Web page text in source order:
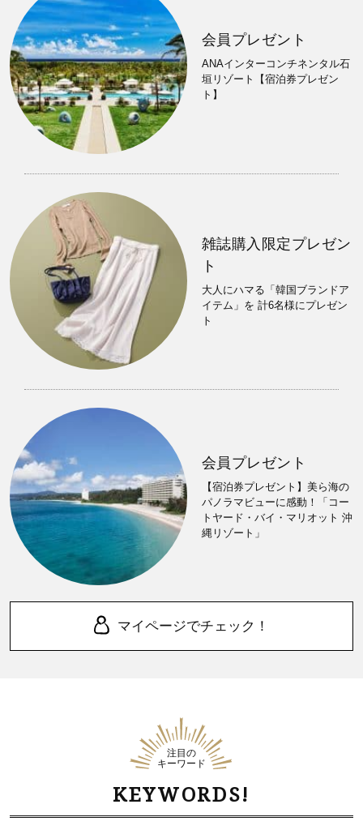
会員プレゼント
ANAインターコンチネンタル石
垣リゾート【宿泊券プレゼン
ト】
雑誌購入限定プレゼン
ト
大人にハマる「韓国ブランドア
イテム」を 計6名様にプレゼン
ト
会員プレゼント
【宿泊券プレゼント】美ら海の
パノラマビューに感動！「コー
トヤード・バイ・マリオット 沖
縄リゾート」
マイページでチェック！
注目の
キーワード
KEYWORDS!